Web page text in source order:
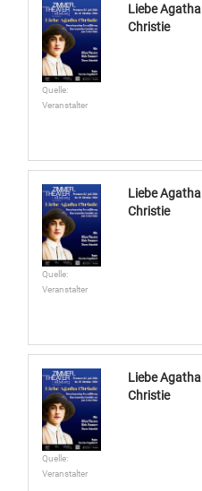
Quelle:
Veranstalter
Liebe Agatha
Christie
Quelle:
Veranstalter
Liebe Agatha
Christie
Quelle:
Veranstalter
Liebe Agatha
Christie